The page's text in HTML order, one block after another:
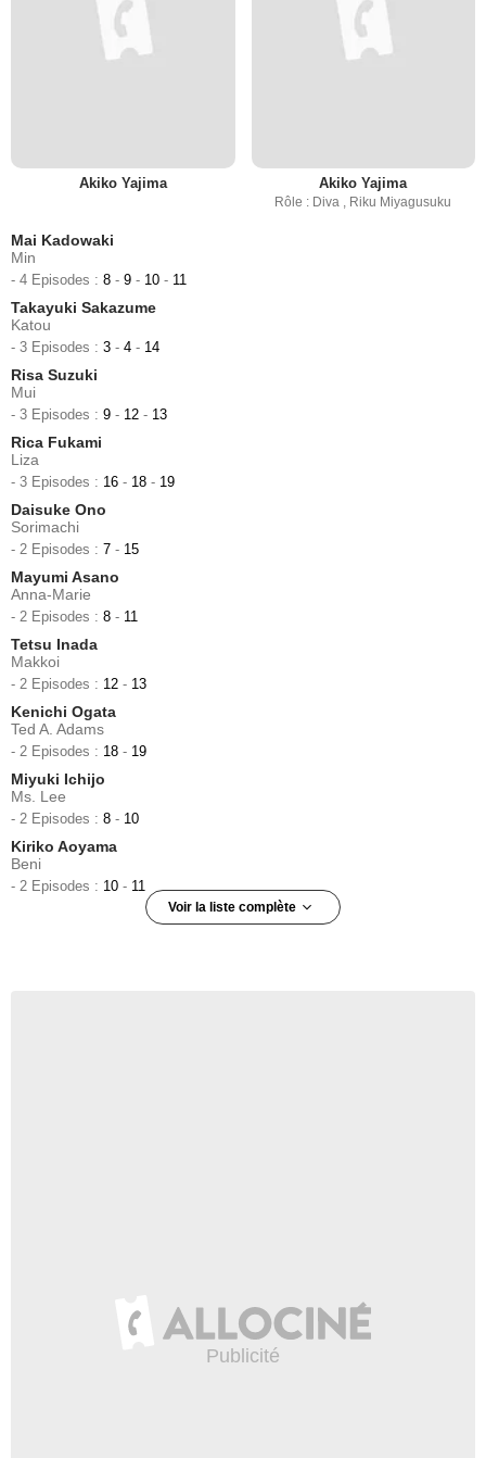
Akiko Yajima Akiko Yajima
Rôle : Diva , Riku Miyagusuku
Mai Kadowaki
Min
- 4 Episodes : 8 - 9 - 10 - 11
Takayuki Sakazume
Katou
- 3 Episodes : 3 - 4 - 14
Risa Suzuki
Mui
- 3 Episodes : 9 - 12 - 13
Rica Fukami
Liza
- 3 Episodes : 16 - 18 - 19
Daisuke Ono
Sorimachi
- 2 Episodes : 7 - 15
Mayumi Asano
Anna-Marie
- 2 Episodes : 8 - 11
Tetsu Inada
Makkoi
- 2 Episodes : 12 - 13
Kenichi Ogata
Ted A. Adams
- 2 Episodes : 18 - 19
Miyuki Ichijo
Ms. Lee
- 2 Episodes : 8 - 10
Kiriko Aoyama
Beni
- 2 Episodes : 10 - 11
Voir la liste complète